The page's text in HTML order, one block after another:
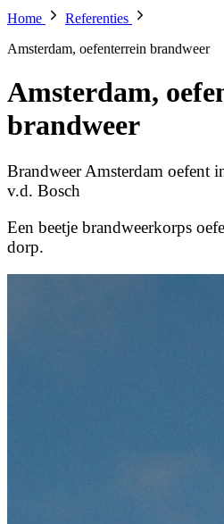
Home
Referenties
Amsterdam, oefenterrein brandweer
Amsterdam,
brandweer
Brandweer Amsterdam oefent
v.d. Bosch
Een beetje brandweerkorps
dorp.